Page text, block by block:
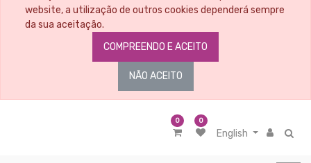
website, a utilização de outros cookies dependerá sempre
da sua aceitação.
COMPREENDO E ACEITO
NÃO ACEITO
0 0
English